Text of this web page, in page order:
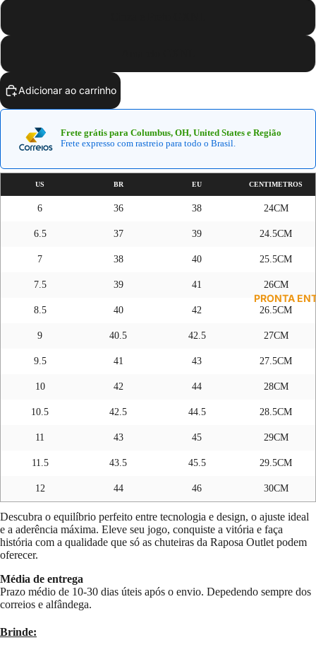
PRONTA
Adicionar ao carrinho
Frete grátis para Columbus, OH, United States e Região
Frete expresso com rastreio para todo o Brasil.
US BR EU CENTIMETROS
6 36 38 24CM
6.5 37 39 24.5CM
7 38 40 25.5CM
7.5 39 41 26CM
8.5 40 42 26.5CM
9 40.5 42.5 27CM
9.5 41 43 27.5CM
10 42 44 28CM
10.5 42.5 44.5 28.5CM
11 43 45 29CM
11.5 43.5 45.5 29.5CM
12 44 46 30CM
Descubra o equilíbrio perfeito entre tecnologia e design, o ajuste ideal
e a aderência máxima. Eleve seu jogo, conquiste a vitória e faça
história com a qualidade que só as chuteiras da Raposa Outlet podem
oferecer.
Média de entrega
Prazo médio de 10-30 dias úteis após o envio. Depedendo sempre dos
correios e alfândega.
Brinde: